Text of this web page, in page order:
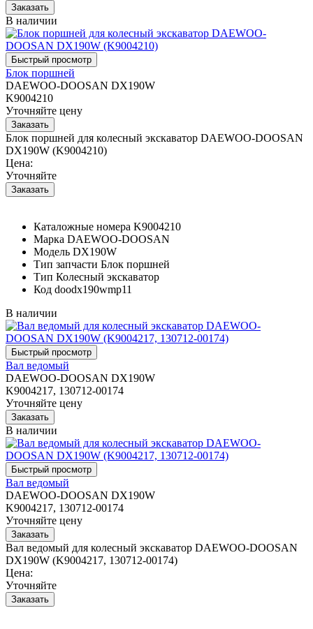
В наличии
Блок поршней
DAEWOO-DOOSAN DX190W
K9004210
Уточняйте цену
Блок поршней для колесный экскаватор DAEWOO-DOOSAN
DX190W (K9004210)
Цена:
Уточняйте
Каталожные номера K9004210
Марка DAEWOO-DOOSAN
Модель DX190W
Тип запчасти Блок поршней
Тип Колесный экскаватор
Код doodx190wmp11
В наличии
Вал ведомый
DAEWOO-DOOSAN DX190W
K9004217, 130712-00174
Уточняйте цену
В наличии
Вал ведомый
DAEWOO-DOOSAN DX190W
K9004217, 130712-00174
Уточняйте цену
Вал ведомый для колесный экскаватор DAEWOO-DOOSAN
DX190W (K9004217, 130712-00174)
Цена:
Уточняйте